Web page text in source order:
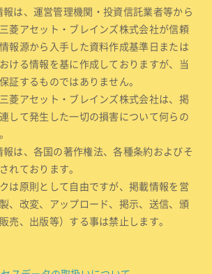
報は、運営管理機関・投資信託業者等から
菱アセット・ブレインズ株式会社が信頼
報源から入手した資料作成基準日または
ける情報を基に作成しておりますが、当
証するものではありません。
菱アセット・ブレインズ株式会社は、掲
して発生した一切の損害について何らの
報は、各国の著作権法、各種条約およびそ
れております。
は原則として自由ですが、掲載情報を営
、改変、アップロード、掲示、送信、頒
売、出版等）する事は禁止します。